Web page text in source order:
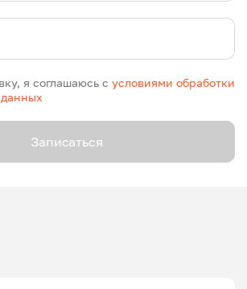
я соглашаюсь с условиями обработки
Записаться